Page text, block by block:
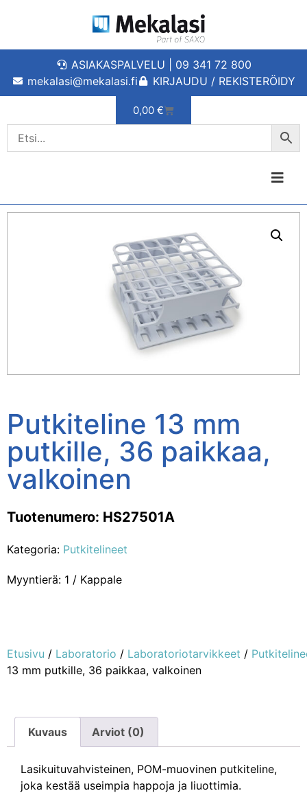
ASIAKASPALVELU | 09 341 72 800
mekalasi@mekalasi.fi
KIRJAUDU / REKISTERÖIDY
0,00 €
Putkiteline 13 mm
putkille, 36 paikkaa,
valkoinen
Tuotenumero: HS27501A
Kategoria: Putkitelineet
Myyntierä: 1 / Kappale
Etusivu / Laboratorio / Laboratoriotarvikkeet /
13 mm putkille, 36 paikkaa, valkoinen
Kuvaus Arviot (0)
Lasikuituvahvisteinen, POM-muovinen putkiteline,
joka kestää useimpia happoja ja liuottimia.